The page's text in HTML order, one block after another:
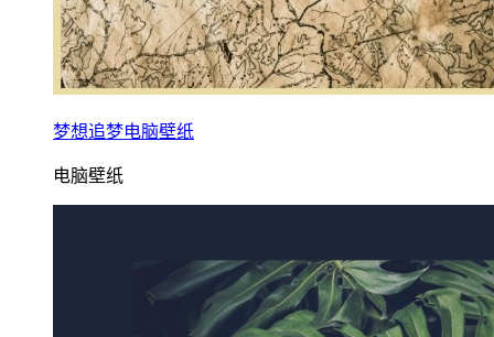
梦想追梦电脑壁纸
电脑壁纸